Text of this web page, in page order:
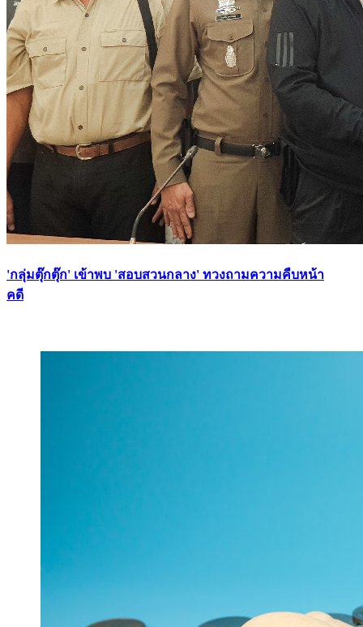
'กลุ่มตุ๊กตุ๊ก' เข้าพบ 'สอบสวนกลาง' ทวงถามความคืบหน้า
คดี